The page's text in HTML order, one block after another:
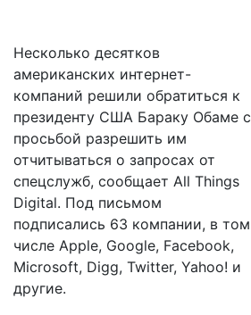
Несколько десятков
американских интернет-
компаний решили обратиться к
президенту США Бараку Обаме с
просьбой разрешить им
отчитываться о запросах от
спецслужб, сообщает All Things
Digital. Под письмом
подписались 63 компании, в том
числе Apple, Google, Facebook,
Microsoft, Digg, Twitter, Yahoo! и
другие.